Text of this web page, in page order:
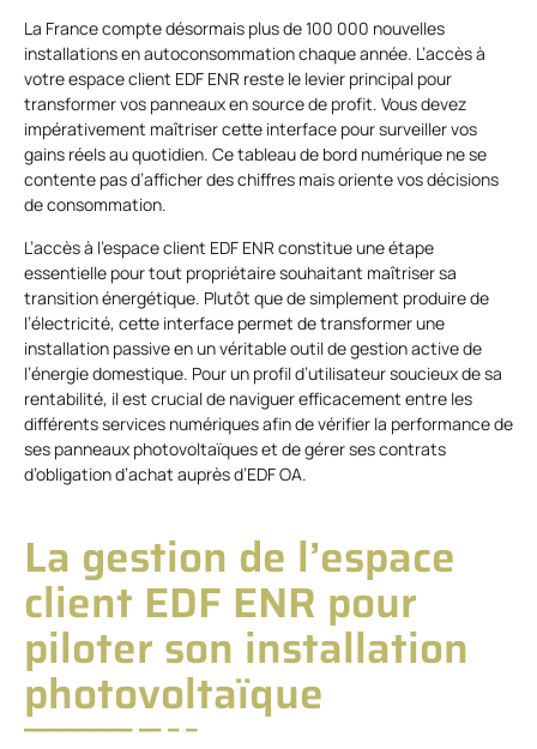
La France compte désormais plus de 100 000 nouvelles
installations en autoconsommation chaque année. L’accès à
votre espace client EDF ENR reste le levier principal pour
transformer vos panneaux en source de profit. Vous devez
impérativement maîtriser cette interface pour surveiller vos
gains réels au quotidien. Ce tableau de bord numérique ne se
contente pas d’afficher des chiffres mais oriente vos décisions
de consommation.
L’accès à l’espace client EDF ENR constitue une étape
essentielle pour tout propriétaire souhaitant maîtriser sa
transition énergétique. Plutôt que de simplement produire de
l’électricité, cette interface permet de transformer une
installation passive en un véritable outil de gestion active de
l’énergie domestique. Pour un profil d’utilisateur soucieux de sa
rentabilité, il est crucial de naviguer efficacement entre les
différents services numériques afin de vérifier la performance de
ses panneaux photovoltaïques et de gérer ses contrats
d’obligation d’achat auprès d’EDF OA.
La gestion de l’espace
client EDF ENR pour
piloter son installation
photovoltaïque